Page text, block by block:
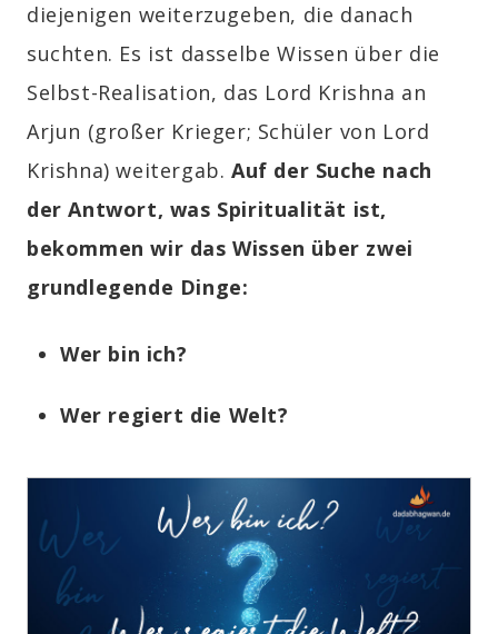
diejenigen weiterzugeben, die danach
suchten. Es ist dasselbe Wissen über die
Selbst-Realisation, das Lord Krishna an
Arjun (großer Krieger; Schüler von Lord
Krishna) weitergab.Auf der Suche nach
der Antwort, was Spiritualität ist,
bekommen wir das Wissen über zwei
grundlegende Dinge:
Wer bin ich?
Wer regiert die Welt?